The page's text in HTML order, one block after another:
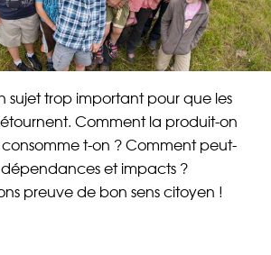
accompagne les initiatives
renouvelable qui
et acteurs de leur
VOUS À NOS NEWSLETTERS
circuit EnRoute
suivez l'actualité pour bien
les enjeux de l'énergie citoyenne, et
sujet trop important pour que les
Comment la produit-on
t-on ? Comment peut-
et impacts ?
preuve de bon sens citoyen !